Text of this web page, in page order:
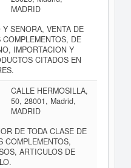
MADRID
SENORA, VENTA DE
DE
IMPORTACION Y
CITADOS EN
CALLE HERMOSILLA,
50, 28001, Madrid,
MADRID
DE TODA CLASE DE
COMPLEMENTOS,
ARTICULOS DE